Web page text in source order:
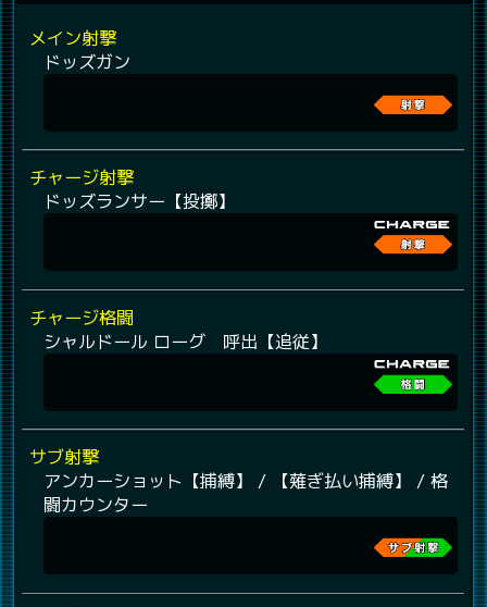
メイン射撃
ドッズガン
チャージ射撃
ドッズランサー【投擲】
チャージ格闘
シャルドール ローグ 呼出【追従】
サブ射撃
アンカーショット【捕縛】 / 【薙ぎ払い捕縛】 / 格
闘カウンター